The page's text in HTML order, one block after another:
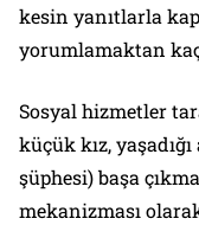
kesin yanıtlarla
yorumlamaktan
Sosyal hizmetler
küçük kız,
şüphesi) başa
mekanizması